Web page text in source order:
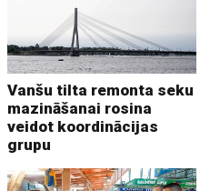
Vanšu tilta remonta seku
mazināšanai rosina
veidot koordinācijas
grupu